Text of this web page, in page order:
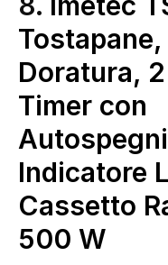
Doratura,
Timer con
Indicatore
Cassetto
500 W